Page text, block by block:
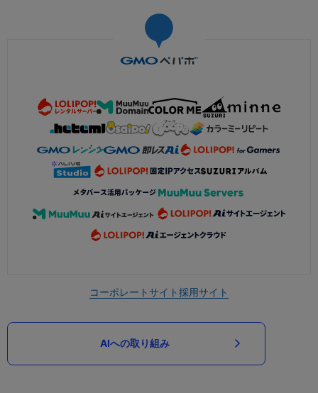
コーポレートサイト採用サイト
AIへの取り組み